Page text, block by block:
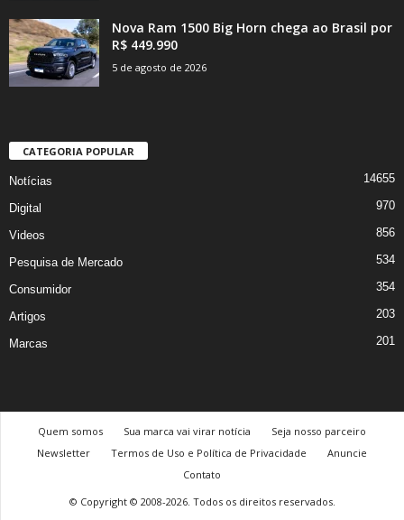
Nova Ram 1500 Big Horn chega ao Brasil por
R$ 449.990
5 de agosto de 2026
CATEGORIA POPULAR
Notícias 14655
Digital 970
Videos 856
Pesquisa de Mercado 534
Consumidor 354
Artigos 203
Marcas 201
Quem somos Sua marca vai virar notícia
Seja nosso parceiro
Newsletter
Termos de Uso e Política de Privacidade
Anuncie
Contato
© Copyright © 2008-2026. Todos os direitos reservados.